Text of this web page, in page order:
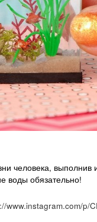
человека, выполнив
воды обязательно!
www.instagram.com/p/